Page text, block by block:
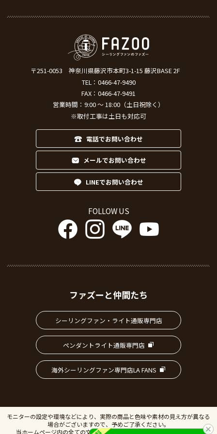
〒251-0053
神奈川県藤沢市本町3-1-15 藤沢BASE 2F
TEL： 0466-47-9490
FAX：0466-47-9491
営業時間：9:00 ～ 18:00（土日祝除く）
※取付工事は土日も対応可
電話でお問い合わせ
メールでお問い合わせ
LINEでお問い合わせ
FOLLOW US
ファズーと仲間たち
シーリングファン・ライト通販専門店
ペンダントライト通販専門店
海外シーリングファン専門店LA FANS
モニターの設定や環境などにより、実際の商品と色味や素材の見え方が異なる
場合がございますので、予めご了承ください。
当ホームページ内の全ての文書、画像の無断転載・複製を禁止します。